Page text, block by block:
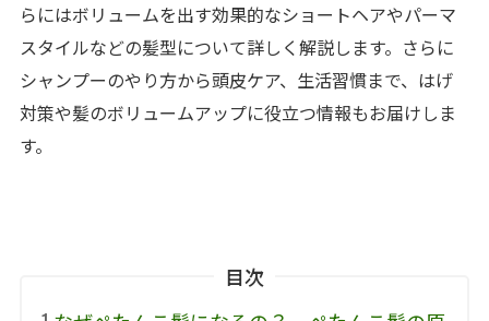
らにはボリュームを出す効果的なショートヘアやパーマ
スタイルなどの髪型について詳しく解説します。さらに
シャンプーのやり方から頭皮ケア、生活習慣まで、はげ
対策や髪のボリュームアップに役立つ情報もお届けしま
す。
目次